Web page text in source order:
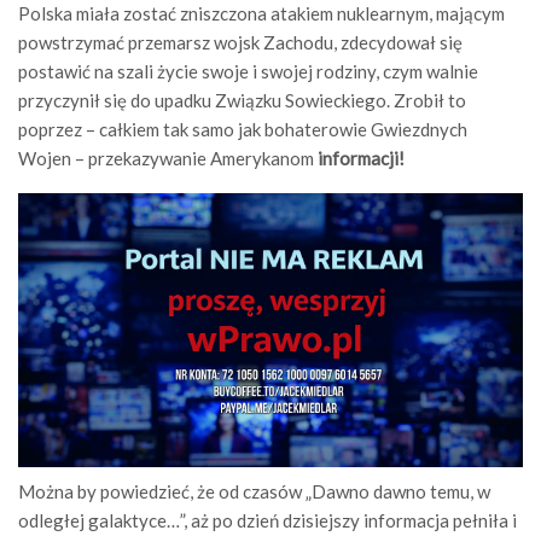
Polska miała zostać zniszczona atakiem nuklearnym, mającym
powstrzymać przemarsz wojsk Zachodu, zdecydował się
postawić na szali życie swoje i swojej rodziny, czym walnie
przyczynił się do upadku Związku Sowieckiego. Zrobił to
poprzez – całkiem tak samo jak bohaterowie Gwiezdnych
Wojen – przekazywanie Amerykanom informacji!
Można by powiedzieć, że od czasów „Dawno dawno temu, w
odległej galaktyce…”, aż po dzień dzisiejszy informacja pełniła i